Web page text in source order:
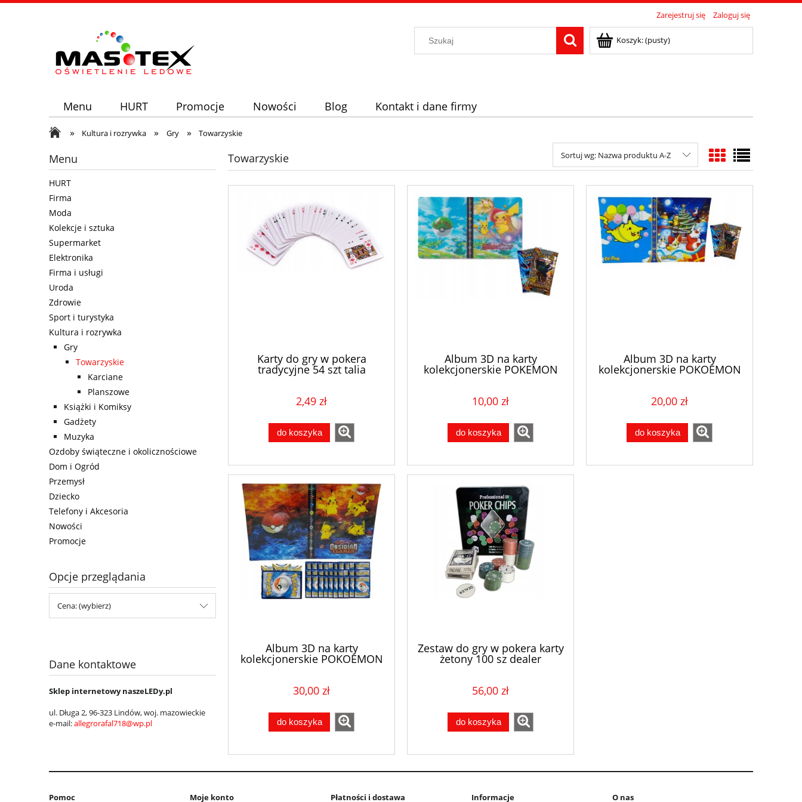
Zarejestruj się Zaloguj się
Koszyk:(pusty)
Menu HURT Promocje Nowości Blog Kontakt i dane firmy
» Kultura i rozrywka » Gry » Towarzyskie
Menu
HURT
Firma
Moda
Kolekcje i sztuka
Supermarket
Elektronika
Firma i usługi
Uroda
Zdrowie
Sport i turystyka
Kultura i rozrywka
Gry
Towarzyskie
Karciane
Planszowe
Książki i Komiksy
Gadżety
Muzyka
Ozdoby świąteczne i okolicznościowe
Dom i Ogród
Przemysł
Dziecko
Telefony i Akcesoria
Nowości
Promocje
Opcje przeglądania
Cena: (wybierz)
Dane kontaktowe
Sklep internetowy naszeLEDy.pl
ul. Długa 2, 96-323 Lindów, woj. mazowieckie
e-mail:allegrorafal718@wp.pl
Towarzyskie Sortuj wg: Nazwa produktu A-Z
Karty do gry w pokera
tradycyjne 54 szt talia
2,49 zł
do koszyka
Album 3D na karty
kolekcjonerskie POKEMON
klaser na 80 kart + 20 kart mix
10,00 zł
do koszyka
Album 3D na karty
kolekcjonerskie POKOEMON
klaser na 240 kart + 20 kart
20,00 zł
do koszyka
Album 3D na karty
kolekcjonerskie POKOEMON
klaser na 240 + 100 kart mix
30,00 zł
do koszyka
Zestaw do gry w pokera karty
żetony 100 sz dealer
56,00 zł
do koszyka
Pomoc Moje konto Płatności i dostawa Informacje O nas